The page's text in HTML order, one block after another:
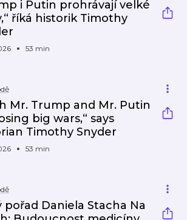
i Putin prohrávají velké
říká historik Timothy
53 min
Mr. Trump and Mr. Putin
big wars,“ says
Timothy Snyder
53 min
pořad Daniela Stacha Na